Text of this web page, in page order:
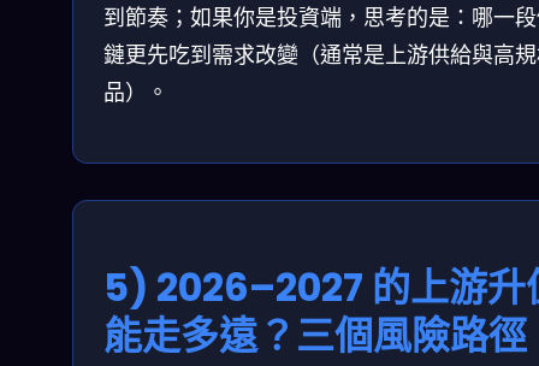
到節奏；如果你是投資端，思考的是：哪一
鏈更先吃到需求改變（通常是上游供給與高
品）。
5) 2026–2027 的上游升
能走多遠？三個風險路徑